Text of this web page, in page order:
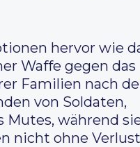
hervor wie
Waffe gegen das
Familien nach
von Soldaten,
Mutes, während
nicht ohne